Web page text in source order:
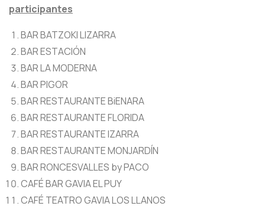
participantes
BAR BATZOKI LIZARRA
BAR ESTACIÓN
BAR LA MODERNA
BAR PIGOR
BAR RESTAURANTE BiENARA
BAR RESTAURANTE FLORIDA
BAR RESTAURANTE IZARRA
BAR RESTAURANTE MONJARDÍN
BAR RONCESVALLES by PACO
CAFÉ BAR GAVIA EL PUY
CAFÉ TEATRO GAVIA LOS LLANOS